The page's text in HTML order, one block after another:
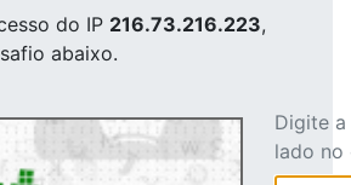
do IP 216.73.216.223,
abaixo.
Digite
lado no